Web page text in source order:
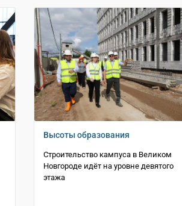
Высоты образования
Строительство кампуса в Великом
Новгороде идёт на уровне девятого
этажа